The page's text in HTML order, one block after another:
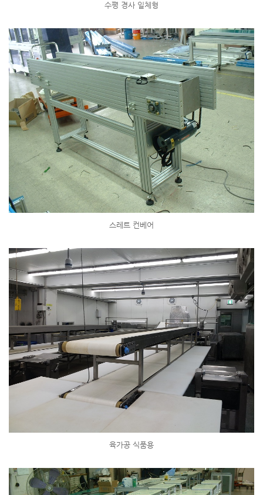
수평 경사 일체형
스레트 컨베어
육가공 식품용